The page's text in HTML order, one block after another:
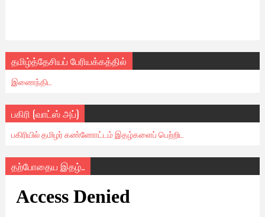
தமிழ்த்தேசியப் பேரியக்கத்தில்
இணைந்திட
பகிரி (வாட்ஸ் அப்)
பகிரியில் தமிழர் கண்ணோட்டம் இதழ்களைப் பெற்றிட
தற்போதைய இதழ்..